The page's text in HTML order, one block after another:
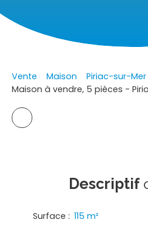
Vente Maison
Piriac-sur-
Maison à vendre, 5 pièces -
Descriptif
Surface : 115 m²